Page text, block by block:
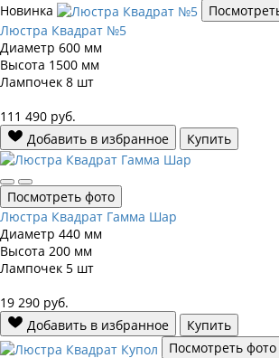
Новинка
Люстра Квадрат №5
Диаметр 600 мм
Высота 1500 мм
Лампочек 8 шт
111 490 руб.
Добавить в избранное
Купить
Посмотреть фото
Люстра Квадрат Гамма Шар
Диаметр 440 мм
Высота 200 мм
Лампочек 5 шт
19 290 руб.
Добавить в избранное
Купить
Посмотреть фото